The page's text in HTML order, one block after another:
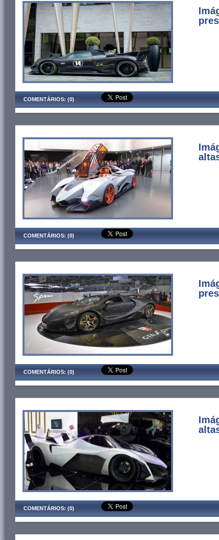
COMENTÁRIOS: (0)
COMENTÁRIOS: (0)
COMENTÁRIOS: (0)
COMENTÁRIOS: (0)